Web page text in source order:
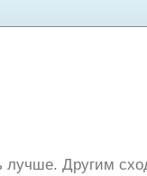
лучше. Другим